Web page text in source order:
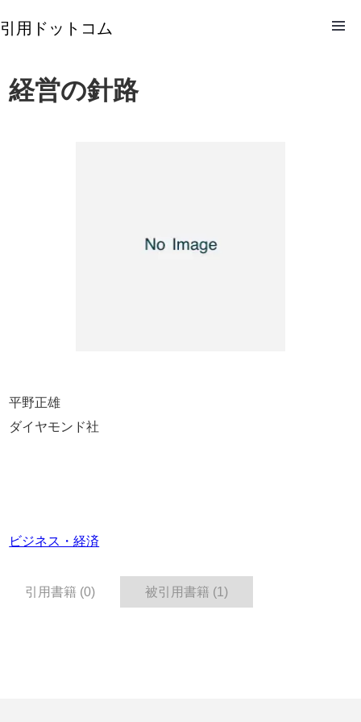
引用ドットコム
経営の針路
平野正雄
ダイヤモンド社
ビジネス・経済
引用書籍 (0) 被引用書籍 (1)